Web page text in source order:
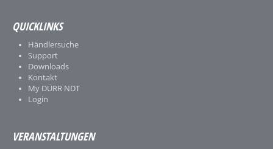
QUICKLINKS
Händlersuche
Support
Downloads
Kontakt
My DÜRR NDT
Login
VERANSTALTUNGEN